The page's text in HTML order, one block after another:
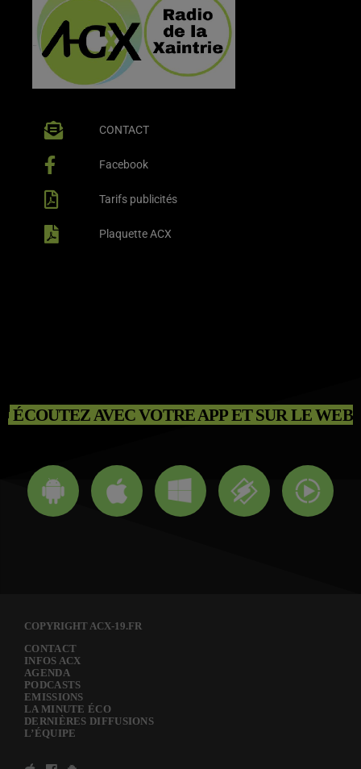
CONTACT
Facebook
Tarifs publicités
Plaquette ACX
ÉCOUTEZ AVEC VOTRE APP ET SUR LE WEB
COPYRIGHT ACX-19.FR
CONTACT
INFOS ACX
AGENDA
PODCASTS
EMISSIONS
LA MINUTE ÉCO
DERNIÈRES DIFFUSIONS
L’ÉQUIPE